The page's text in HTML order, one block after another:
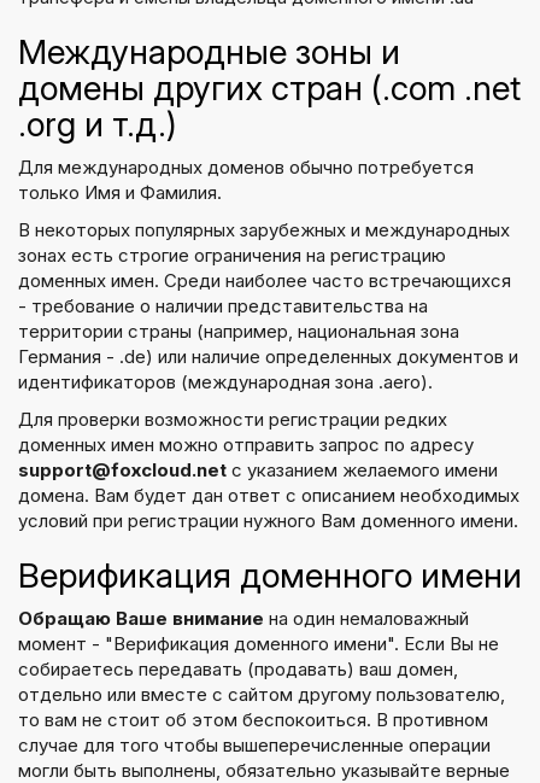
Международные зоны и
домены других стран (.com .net
.org и т.д.)
Для международных доменов обычно потребуется
только Имя и Фамилия.
В некоторых популярных зарубежных и международных
зонах есть строгие ограничения на регистрацию
доменных имен. Среди наиболее часто встречающихся
- требование о наличии представительства на
территории страны (например, национальная зона
Германия - .de) или наличие определенных документов и
идентификаторов (международная зона .aero).
Для проверки возможности регистрации редких
доменных имен можно отправить запрос по адресу
support@foxcloud.net с указанием желаемого имени
домена. Вам будет дан ответ с описанием необходимых
условий при регистрации нужного Вам доменного имени.
Верификация доменного имени
Обращаю Ваше внимание на один немаловажный
момент - "Верификация доменного имени". Если Вы не
собираетесь передавать (продавать) ваш домен,
отдельно или вместе с сайтом другому пользователю,
то вам не стоит об этом беспокоиться. В противном
случае для того чтобы вышеперечисленные операции
могли быть выполнены, обязательно указывайте верные